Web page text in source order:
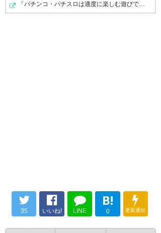
https://www.instagram.com/reel/DYXZHjWCkm
「パチンコ・パチスロは適度に楽しむ遊びです。 のめり込…
35 いいね! LINE
B!
0 更新通知